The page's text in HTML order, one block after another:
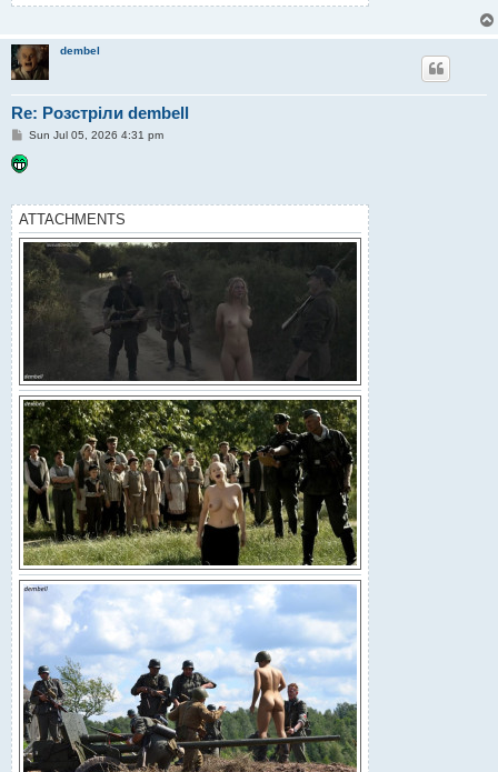
dembel
Re: Розстріли dembell
P
s
t
Sun Jul 05, 2026 4:31 pm
ATTACHMENTS